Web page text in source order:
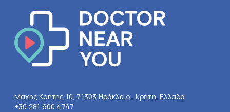
Μάχης Κρήτης 10, 71303 Ηράκλειο , Κρήτη, Ελλάδα
+30 281 600 4747